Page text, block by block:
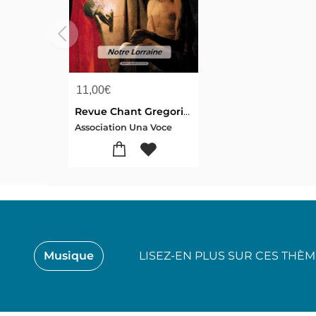
11,00€
Revue Chant Gregorien N.356 : Una Voce
Association Una Voce
Musique LISEZ-EN PLUS SUR CES